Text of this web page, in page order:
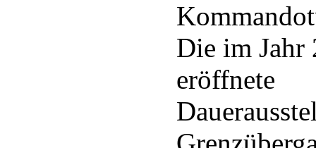
Die im Jahr
eröffnete